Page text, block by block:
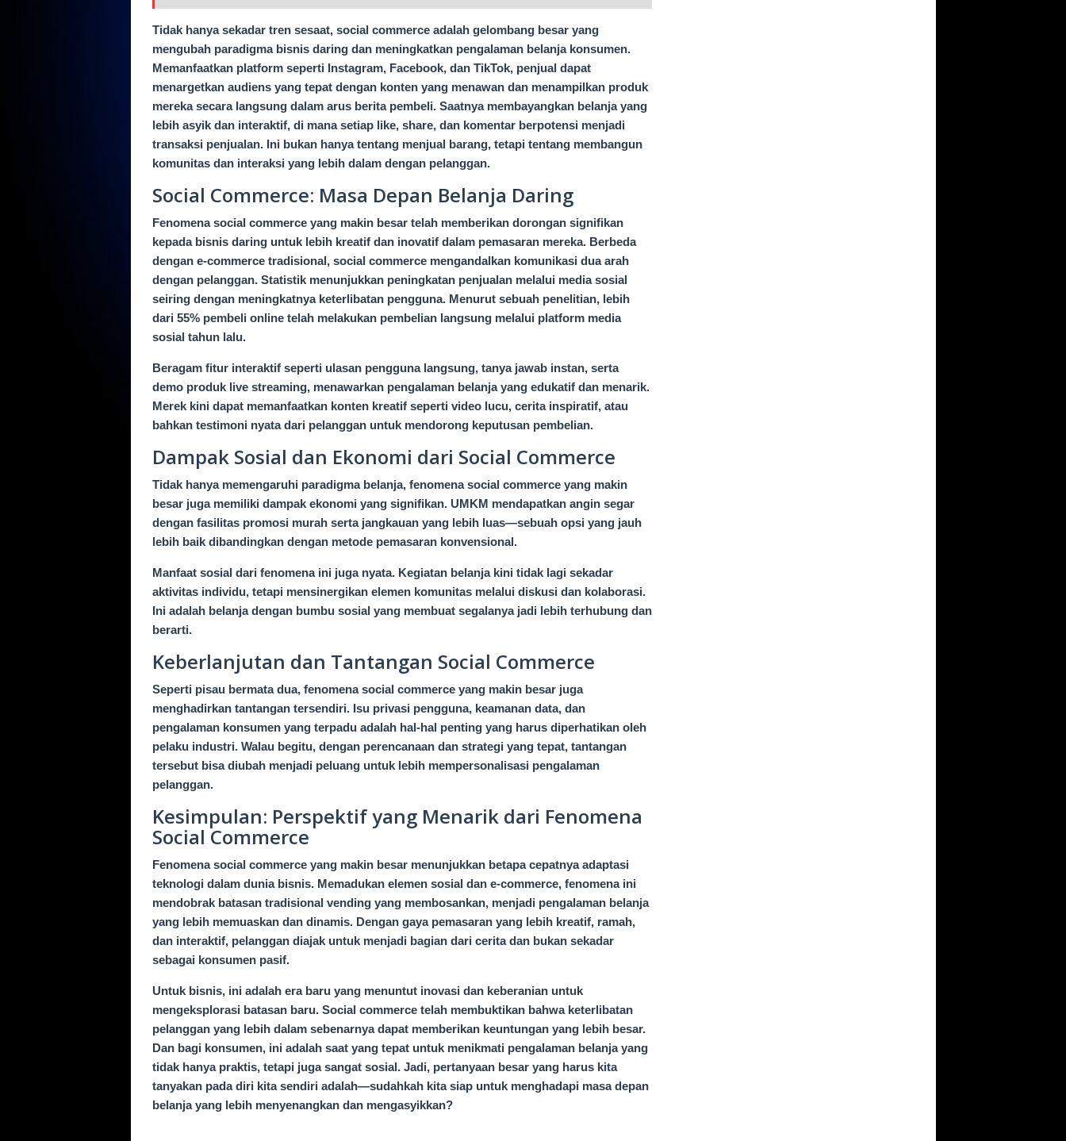
Tidak hanya sekadar tren sesaat, social commerce adalah gelombang besar yang
mengubah paradigma bisnis daring dan meningkatkan pengalaman belanja konsumen.
Memanfaatkan platform seperti Instagram, Facebook, dan TikTok, penjual dapat
menargetkan audiens yang tepat dengan konten yang menawan dan menampilkan produk
mereka secara langsung dalam arus berita pembeli. Saatnya membayangkan belanja yang
lebih asyik dan interaktif, di mana setiap like, share, dan komentar berpotensi menjadi
transaksi penjualan. Ini bukan hanya tentang menjual barang, tetapi tentang membangun
komunitas dan interaksi yang lebih dalam dengan pelanggan.
Social Commerce: Masa Depan Belanja Daring
Fenomena social commerce yang makin besar telah memberikan dorongan signifikan
kepada bisnis daring untuk lebih kreatif dan inovatif dalam pemasaran mereka. Berbeda
dengan e-commerce tradisional, social commerce mengandalkan komunikasi dua arah
dengan pelanggan. Statistik menunjukkan peningkatan penjualan melalui media sosial
seiring dengan meningkatnya keterlibatan pengguna. Menurut sebuah penelitian, lebih
dari 55% pembeli online telah melakukan pembelian langsung melalui platform media
sosial tahun lalu.
Beragam fitur interaktif seperti ulasan pengguna langsung, tanya jawab instan, serta
demo produk live streaming, menawarkan pengalaman belanja yang edukatif dan menarik.
Merek kini dapat memanfaatkan konten kreatif seperti video lucu, cerita inspiratif, atau
bahkan testimoni nyata dari pelanggan untuk mendorong keputusan pembelian.
Dampak Sosial dan Ekonomi dari Social Commerce
Tidak hanya memengaruhi paradigma belanja, fenomena social commerce yang makin
besar juga memiliki dampak ekonomi yang signifikan. UMKM mendapatkan angin segar
dengan fasilitas promosi murah serta jangkauan yang lebih luas—sebuah opsi yang jauh
lebih baik dibandingkan dengan metode pemasaran konvensional.
Manfaat sosial dari fenomena ini juga nyata. Kegiatan belanja kini tidak lagi sekadar
aktivitas individu, tetapi mensinergikan elemen komunitas melalui diskusi dan kolaborasi.
Ini adalah belanja dengan bumbu sosial yang membuat segalanya jadi lebih terhubung dan
berarti.
Keberlanjutan dan Tantangan Social Commerce
Seperti pisau bermata dua, fenomena social commerce yang makin besar juga
menghadirkan tantangan tersendiri. Isu privasi pengguna, keamanan data, dan
pengalaman konsumen yang terpadu adalah hal-hal penting yang harus diperhatikan oleh
pelaku industri. Walau begitu, dengan perencanaan dan strategi yang tepat, tantangan
tersebut bisa diubah menjadi peluang untuk lebih mempersonalisasi pengalaman
pelanggan.
Kesimpulan: Perspektif yang Menarik dari Fenomena
Social Commerce
Fenomena social commerce yang makin besar menunjukkan betapa cepatnya adaptasi
teknologi dalam dunia bisnis. Memadukan elemen sosial dan e-commerce, fenomena ini
mendobrak batasan tradisional vending yang membosankan, menjadi pengalaman belanja
yang lebih memuaskan dan dinamis. Dengan gaya pemasaran yang lebih kreatif, ramah,
dan interaktif, pelanggan diajak untuk menjadi bagian dari cerita dan bukan sekadar
sebagai konsumen pasif.
Untuk bisnis, ini adalah era baru yang menuntut inovasi dan keberanian untuk
mengeksplorasi batasan baru. Social commerce telah membuktikan bahwa keterlibatan
pelanggan yang lebih dalam sebenarnya dapat memberikan keuntungan yang lebih besar.
Dan bagi konsumen, ini adalah saat yang tepat untuk menikmati pengalaman belanja yang
tidak hanya praktis, tetapi juga sangat sosial. Jadi, pertanyaan besar yang harus kita
tanyakan pada diri kita sendiri adalah—sudahkah kita siap untuk menghadapi masa depan
belanja yang lebih menyenangkan dan mengasyikkan?